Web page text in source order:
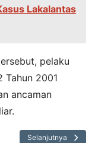
Lakalantas
pelaku
2001
ancaman
Selanjutnya